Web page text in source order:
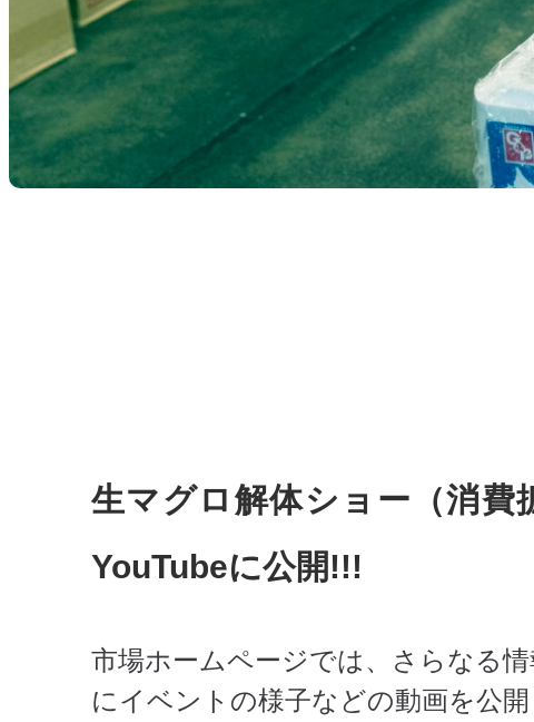
生マグロ解体ショー（消費
YouTubeに公開!!!
市場ホームページでは、さらなる
にイベントの様子などの動画を公開